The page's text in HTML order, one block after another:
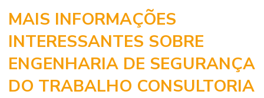
MAIS INFORMAÇÕES
INTERESSANTES SOBRE
ENGENHARIA DE SEGURANÇA
DO TRABALHO CONSULTORIA